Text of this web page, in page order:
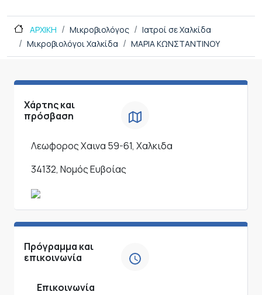
ΑΡΧΙΚΗ Μικροβιολόγος
Ιατροί σε Χαλκίδα
Μικροβιολόγοι Χαλκίδα
ΜΑΡΙΑ ΚΩΝΣΤΑΝΤΙΝΟΥ
Χάρτης και
πρόσβαση
Λεωφορος Χαινα 59-61, Χαλκιδα
34132, Νομός Ευβοίας
Πρόγραμμα και
επικοινωνία
Επικοινωνία